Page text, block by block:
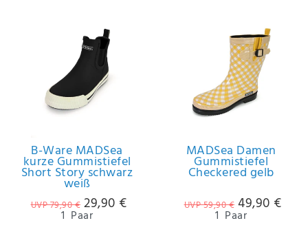
B-Ware MADSea
kurze Gummistiefel
Short Story schwarz
weiß
UVP 79,90 € 29,90 €
1 Paar
MADSea Damen
Gummistiefel
Checkered gelb
UVP 59,90 € 49,90 €
1 Paar